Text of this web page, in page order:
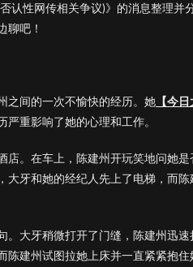
认性网传相关争议)》的消息整理并
聊吧！
之间的一次不愉快的经历。她 【今日
重影响了她的心理和工作。
。在车上，陈建州开玩笑地问她是
大牙和她的经纪人先上了电梯，而
大牙稍微打开了门缝，陈建州迅速
陈建州试图拉她上床并一直紧紧抱住